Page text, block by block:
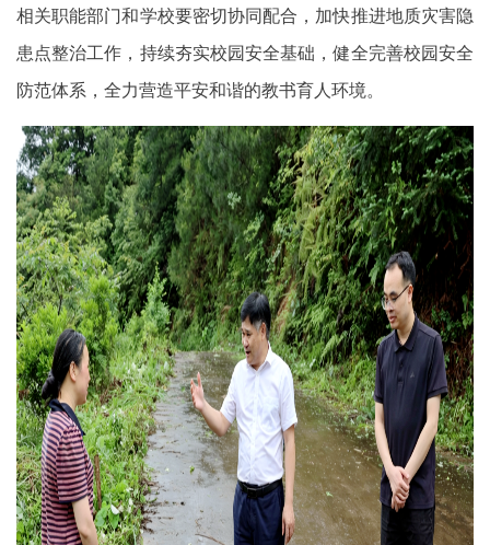
相关职能部门和学校要密切协同配合，加快推进地质灾害隐
患点整治工作，持续夯实校园安全基础，健全完善校园安全
防范体系，全力营造平安和谐的教书育人环境。